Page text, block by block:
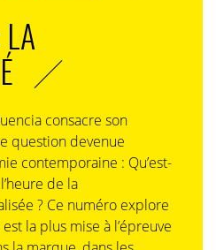
consacre son
question devenue
contemporaine : Qu’est-
de la
? Ce numéro explore
la plus mise à l’épreuve